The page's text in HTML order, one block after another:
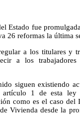
Estado fue
26 reformas la última
a los titulares y
a los
siguen existiendo
artículo 1 de esta
como es el caso
Vivienda desde la